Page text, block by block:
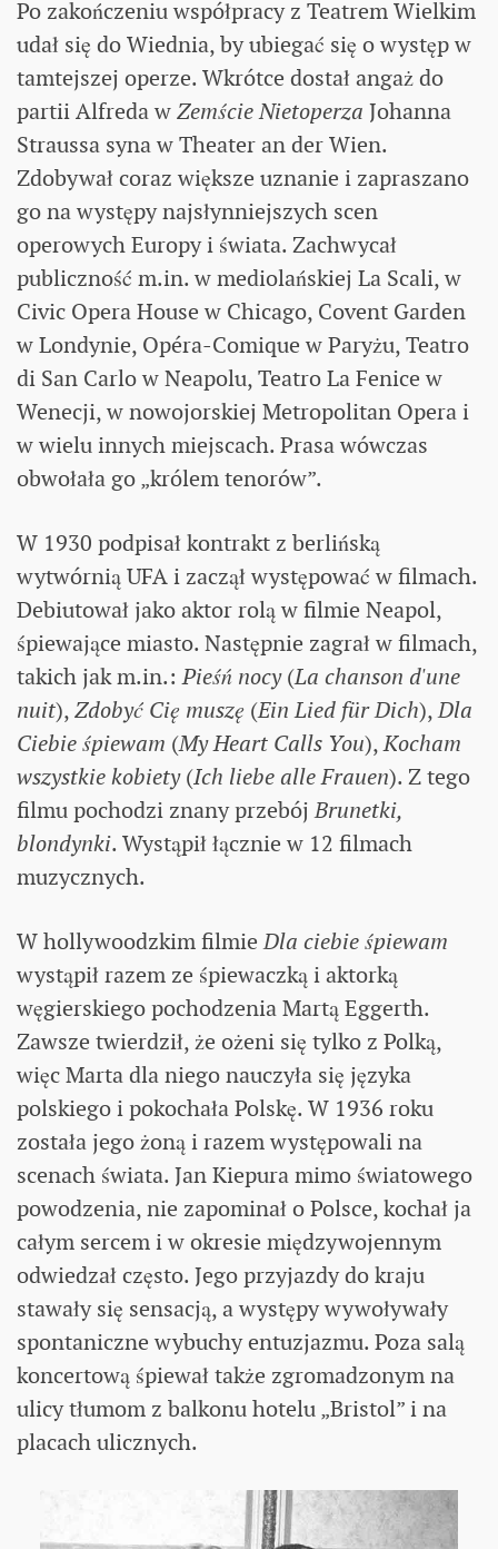
Po zakończeniu współpracy z Teatrem Wielkim
udał się do Wiednia, by ubiegać się o występ w
tamtejszej operze. Wkrótce dostał angaż do
partii Alfreda wZemście Nietoperza Johanna
Straussa syna w Theater an der Wien.
Zdobywał coraz większe uznanie i zapraszano
go na występy najsłynniejszych scen
operowych Europy i świata. Zachwycał
publiczność m.in. w mediolańskiej La Scali, w
Civic Opera House w Chicago, Covent Garden
w Londynie, Opéra-Comique w Paryżu, Teatro
di San Carlo w Neapolu, Teatro La Fenice w
Wenecji, w nowojorskiej Metropolitan Opera i
w wielu innych miejscach. Prasa wówczas
obwołała go „królem tenorów”.
W 1930 podpisał kontrakt z berlińską
wytwórnią UFA i zaczął występować w filmach.
Debiutował jako aktor rolą w filmie Neapol,
śpiewające miasto. Następnie zagrał w filmach,
takich jak m.in.:Pieśń nocy(La chanson d'une
nuit),Zdobyć Cię muszę (Ein Lied für Dich),Dla
Ciebie śpiewam (My Heart Calls You),Kocham
wszystkie kobiety(Ich liebe alle Frauen). Z tego
filmu pochodzi znany przebójBrunetki,
blondynki. Wystąpił łącznie w 12 filmach
muzycznych.
W hollywoodzkim filmieDla ciebie śpiewam
wystąpił razem ze śpiewaczką i aktorką
węgierskiego pochodzenia Martą Eggerth.
Zawsze twierdził, że ożeni się tylko z Polką,
więc Marta dla niego nauczyła się języka
polskiego i pokochała Polskę. W 1936 roku
została jego żoną i razem występowali na
scenach świata. Jan Kiepura mimo światowego
powodzenia, nie zapominał o Polsce, kochał ja
całym sercem i w okresie międzywojennym
odwiedzał często. Jego przyjazdy do kraju
stawały się sensacją, a występy wywoływały
spontaniczne wybuchy entuzjazmu. Poza salą
koncertową śpiewał także zgromadzonym na
ulicy tłumom z balkonu hotelu „Bristol” i na
placach ulicznych.